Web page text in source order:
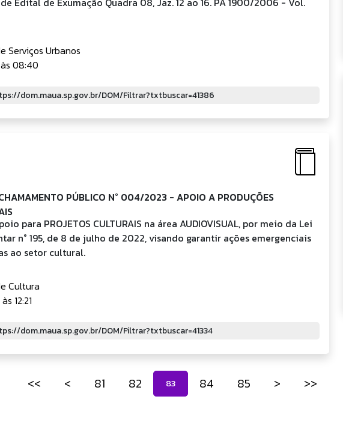
Serviços Urbanos
08:40
PÚBLICO N° 004/2023 - APOIO A PRODUÇÕES
para PROJETOS CULTURAIS na área AUDIOVISUAL, por meio da Lei
n° 195, de 8 de julho de 2022, visando garantir ações emergenciais
ao setor cultural.
Cultura
12:21
<< < 81 82 83 84 85 > >>